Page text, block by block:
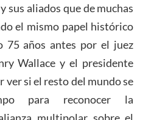
sus aliados que de muchas
el mismo papel histórico
75 años antes por el juez
Wallace y el presidente
ver si el resto del mundo se
para reconocer la